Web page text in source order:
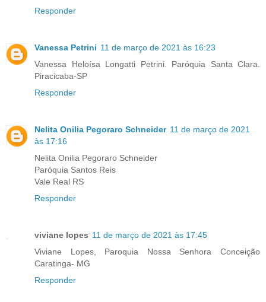
Responder
Vanessa Petrini 11 de março de 2021 às 16:23
Vanessa Heloísa Longatti Petrini. Paróquia Santa Clara.
Piracicaba-SP
Responder
Nelita Onilia Pegoraro Schneider 11 de março de 2021
às 17:16
Nelita Onilia Pegoraro Schneider
Paróquia Santos Reis
Vale Real RS
Responder
viviane lopes 11 de março de 2021 às 17:45
Viviane Lopes, Paroquia Nossa Senhora Conceição
Caratinga- MG
Responder